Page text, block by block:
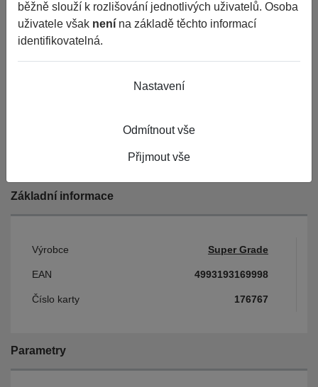
3 134 Kč
týdne
je skladem.
Základní informace
Výrobce Super Grade
EAN 4993193169998
Číslo karty 176767
Parametry
běžně slouží k rozlišování jednotlivých uživatelů. Osoba
uživatele však není na základě těchto informací
identifikovatelná.
Nastavení
Odmítnout vše
Přijmout vše